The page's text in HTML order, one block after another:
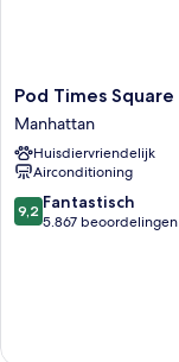
Pod
Times
Square
Manhattan
Pod Times Square
Manhattan
Huisdiervriendelijk
Airconditioning
9.2
van
9,2 Fantastisch
5.867 beoordelingen